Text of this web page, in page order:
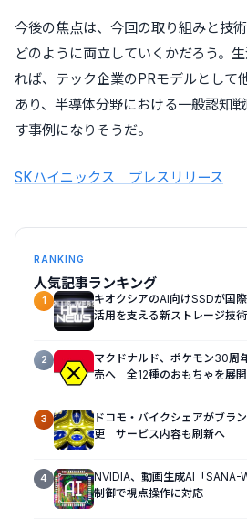
今後の焦点は、今回の取り組みと技
どのように両立していくかだろう。
れば、テック企業のPRモデルとして
あり、半導体分野における一般認知
す事例になりそうだ。
SKハイニックス プレスリリース
RANKING
人気記事ランキング
1
キオクシアのAI向けSSDが国
活用を支える新ストレージ技
2
マクドナルド、ポケモン30周
売へ 全12種のおもちゃを展開
3
ドコモ・バイクシェアがブラ
更 サービス内容も刷新へ
4
NVIDIA、動画生成AI「
制御で視点操作に対応